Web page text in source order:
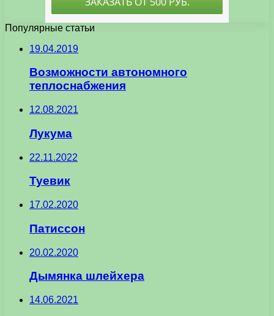
Популярные статьи
19.04.2019
Возможности автономного
теплоснабжения
12.08.2021
Лукума
22.11.2022
Туевик
17.02.2020
Патиссон
20.02.2020
Дымянка шлейхера
14.06.2021